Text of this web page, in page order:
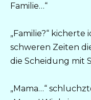
Familie…“
„Familie?“ kicherte
schweren Zeiten
die Scheidung mit
„Mama…“